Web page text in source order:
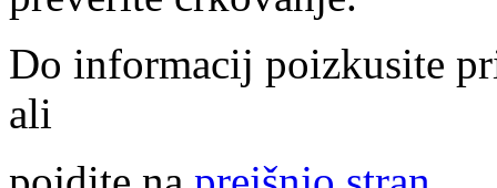
Do informacij poizkusite
ali